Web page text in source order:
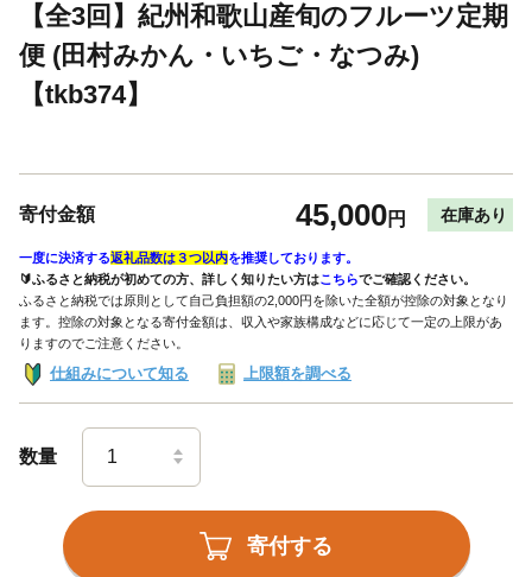
【全3回】紀州和歌山産旬のフルーツ定期
便 (田村みかん・いちご・なつみ)
【tkb374】
寄付金額 45,000円 在庫あり
一度に決済する返礼品数は３つ以内を推奨しております。
🔰ふるさと納税が初めての方、詳しく知りたい方はこちらでご確認ください。
ふるさと納税では原則として自己負担額の2,000円を除いた全額が控除の対象となり
ます。控除の対象となる寄付金額は、収入や家族構成などに応じて一定の上限があ
りますのでご注意ください。
仕組みについて知る 上限額を調べる
数量
寄付する